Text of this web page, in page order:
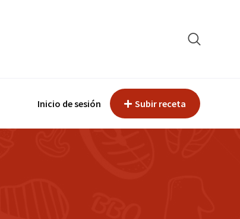
Inicio de sesión Subir receta